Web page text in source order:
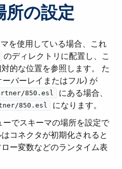
所の設定
を使用している場合、これ
​ のディレクトリに配置し、こ
的な位置を参照します。 た
ーバーレイまたはフル) が
850.esl
​ にある場合、
850.esl
​ になります。
でスキーマの場所を設定で
コネクタが初期化されると
ー変数などのランタイム表